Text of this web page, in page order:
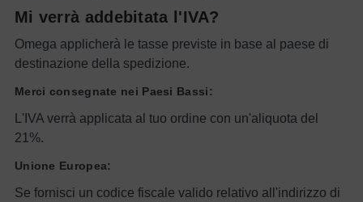
Mi verrà addebitata l'IVA?
Omega applicherà le tasse previste in base al paese di
destinazione della spedizione.
Merci consegnate nei Paesi Bassi:
L'IVA verrà applicata al tuo ordine con un'aliquota del
21%.
Unione Europea:
Se fornisci un codice fiscale valido relativo all'indirizzo di